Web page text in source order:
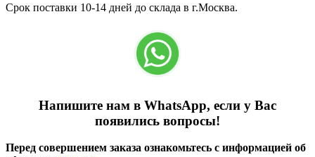
Срок поставки 10-14 дней до склада в г.Москва.
Напишите нам в WhatsApp, если у Вас
появились вопросы!
Перед совершением заказа ознакомьтесь с информацией об